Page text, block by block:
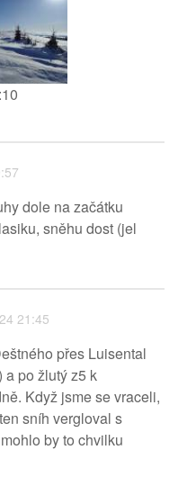
dole na začátku
sněhu dost (jel
21:45
přes Luisental
a po žlutý z5 k
Když jsme se vraceli,
sníh vergloval s
by to chvilku